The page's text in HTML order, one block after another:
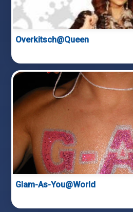
Overkitsch@Queen
Glam-As-You@World